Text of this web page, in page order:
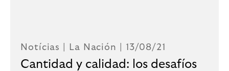
Notícias | La Nación | 13/08/21
Cantidad y calidad: los desafíos